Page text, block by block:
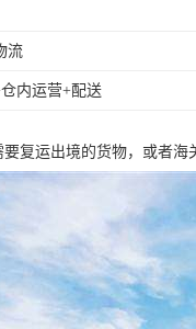
流
内运营+配送
复运出境的货物，或者海